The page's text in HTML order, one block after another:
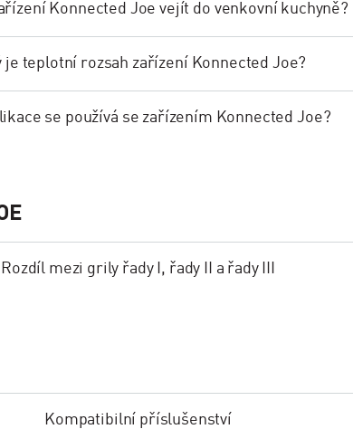
Konnected Joe vejít do venkovní kuchyně?
je teplotní rozsah zařízení Konnected Joe?
se používá se zařízením Konnected Joe?
Rozdíl mezi grily řady I, řady II a řady III
Kompatibilní příslušenství